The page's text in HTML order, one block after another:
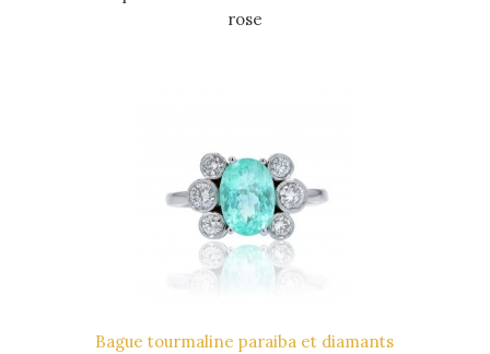
rose
Bague tourmaline paraiba et diamants